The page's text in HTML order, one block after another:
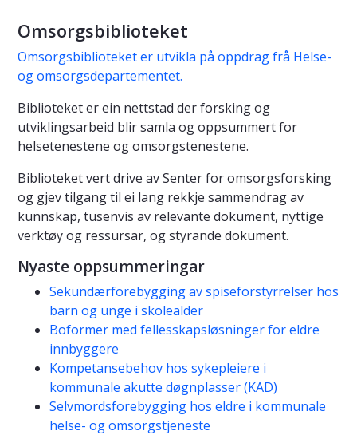
Omsorgsbiblioteket
Omsorgsbiblioteket er utvikla på oppdrag frå Helse-
og omsorgsdepartementet.
Biblioteket er ein nettstad der forsking og
utviklingsarbeid blir samla og oppsummert for
helsetenestene og omsorgstenestene.
Biblioteket vert drive av Senter for omsorgsforsking
og gjev tilgang til ei lang rekkje sammendrag av
kunnskap, tusenvis av relevante dokument, nyttige
verktøy og ressursar, og styrande dokument.
Nyaste oppsummeringar
Sekundærforebygging av spiseforstyrrelser hos
barn og unge i skolealder
Boformer med fellesskapsløsninger for eldre
innbyggere
Kompetansebehov hos sykepleiere i
kommunale akutte døgnplasser (KAD)
Selvmordsforebygging hos eldre i kommunale
helse- og omsorgstjeneste